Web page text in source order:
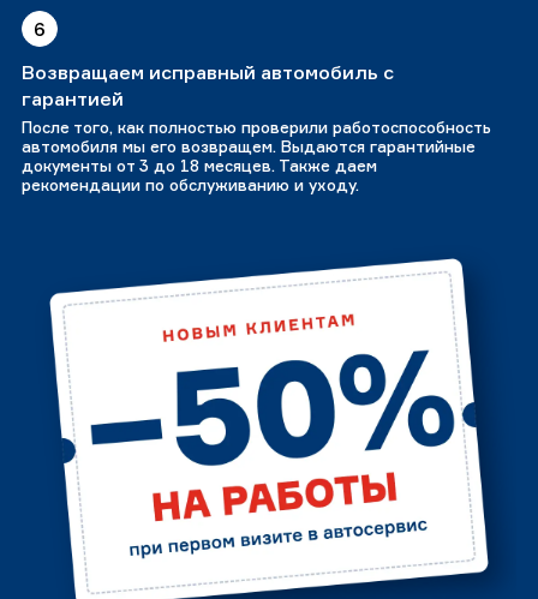
6
Возвращаем исправный автомобиль с
гарантией
После того, как полностью проверили работоспособность
автомобиля мы его возвращем. Выдаются гарантийные
документы от 3 до 18 месяцев. Также даем
рекомендации по обслуживанию и уходу.